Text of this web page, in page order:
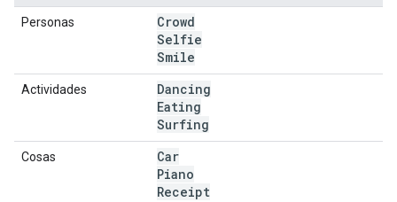
Personas
Crowd
Selfie
Smile
Actividades
Dancing
Eating
Surfing
Cosas
Car
Piano
Receipt